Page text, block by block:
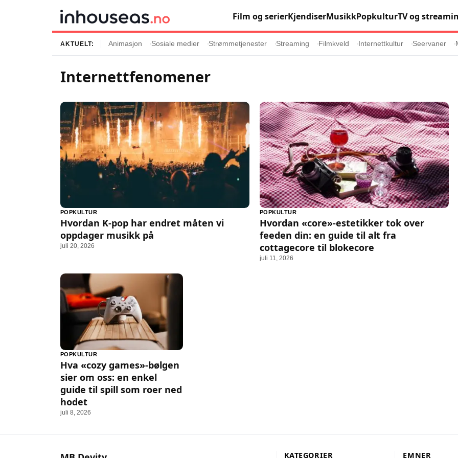
Film og serierKjendiserMusikkPopkulturTV og
Siste artikler
Film og serier
Musikk og artister
Popkultur
TV og streaming
Kjendiser
Strømmetjenester
Streaming
TV-serier
Internettkultur
Gaming
Animasjon
Sosiale medier
Musikk
Filmkveld
Seervaner
Soundtrack
Annonsepolicy
Brukervilkår
Cookiepolicy
Etiske
Redaksjonell
AKTUELT: Animasjon Sosiale medier Strømmetjenester Streaming Filmkveld Internettkultur Seervaner
Internettfenomener
POPKULTUR
Hvordan K-pop har endret måten vi
oppdager musikk på
juli 20, 2026
POPKULTUR
Hvordan «core»-estetikker tok over
feeden din: en guide til alt fra
cottagecore til blokecore
juli 11, 2026
POPKULTUR
Hva «cozy games»-bølgen
sier om oss: en enkel
guide til spill som roer ned
hodet
juli 8, 2026
KATEGORIER EMNER